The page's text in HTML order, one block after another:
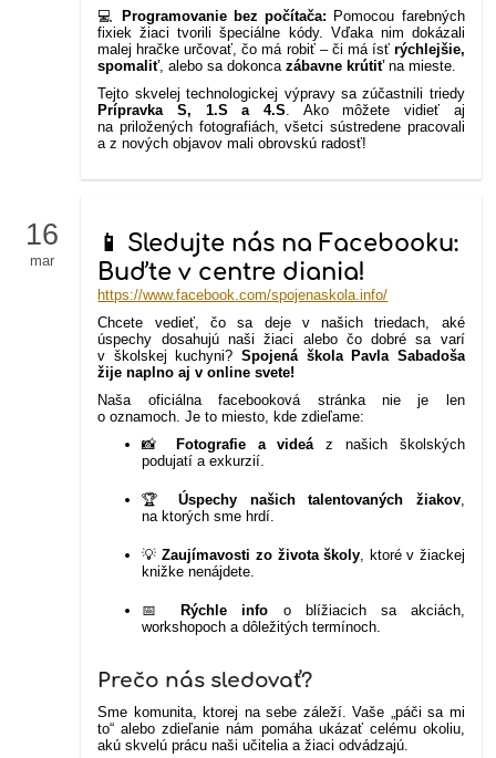
💻
Programovanie bez počítača: Pomocou farebných
fixiek žiaci tvorili špeciálne kódy. Vďaka nim dokázali
malej hračke určovať, čo má robiť – či má ísť rýchlejšie,
spomaliť, alebo sa dokoncazábavne krútiťna mieste.
Tejto skvelej technologickej výpravy sa zúčastnili triedy
Prípravka S, 1.S a 4.S . Ako môžete vidieť aj
na priložených fotografiách, všetci sústredene pracovali
a z nových objavov mali obrovskú radosť!
16
mar
📱 Sledujte nás na Facebooku:
Buďte v centre diania!
https://www.facebook.com/spojenaskola.info/
Chcete vedieť, čo sa deje v našich triedach, aké
úspechy dosahujú naši žiaci alebo čo dobré sa varí
v školskej kuchyni? Spojená škola Pavla Sabadoša
žije naplno aj v online svete!
Naša oficiálna facebooková stránka nie je len
o oznamoch. Je to miesto, kde zdieľame:
📸
Fotografie a videá z našich školských
podujatí a exkurzií.
🏆Úspechy našich talentovaných žiakov,
na ktorých sme hrdí.
💡Zaujímavosti zo života školy , ktoré v žiackej
knižke nenájdete.
📅 Rýchle info o blížiacich sa akciách,
workshopoch a dôležitých termínoch.
Prečo nás sledovať?
Sme komunita, ktorej na sebe záleží. Vaše „páči sa mi
to“ alebo zdieľanie nám pomáha ukázať celému okoliu,
akú skvelú prácu naši učitelia a žiaci odvádzajú.